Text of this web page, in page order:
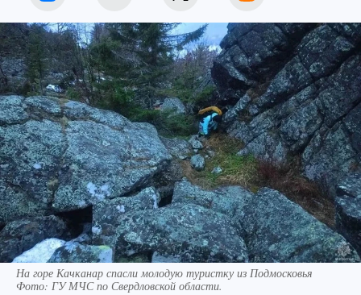
На горе Качканар спасли молодую туристку из Подмосковья
Фото: ГУ МЧС по Свердловской области.